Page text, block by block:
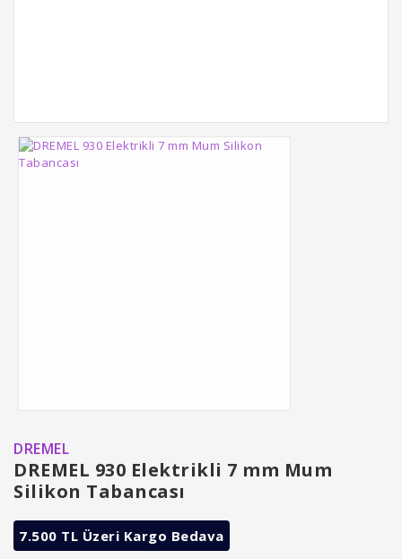
DREMEL
DREMEL 930 Elektrikli 7 mm Mum
Silikon Tabancası
7.500 TL Üzeri Kargo Bedava